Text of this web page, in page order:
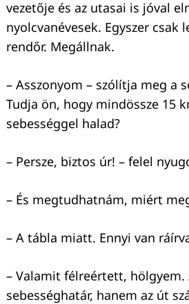
vezetője és az utasai is jóval
nyolcvanévesek. Egyszer csak
rendőr. Megállnak.
– Asszonyom – szólítja meg a
Tudja ön, hogy mindössze 15
sebességgel halad?
– Persze, biztos úr! – felel
– És megtudhatnám, miért
– A tábla miatt. Ennyi van
– Valamit félreértett, hölgyem.
sebességhatár, hanem az út